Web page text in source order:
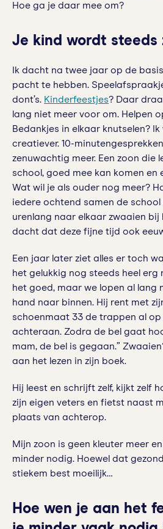
Hoe ga je daar mee om?
Je kind wordt
Ik dacht na twee jaar op de
pacht te hebben.
dont’s. Kinderfeestjes? Daar
lang niet meer voor om. Helpen
Bedankjes in elkaar knutselen?
creatiever. 10-
zenuwachtig meer. Een zoon die
school, goed mee kan komen en
Wat wil je als ouder nog meer?
iedere ochtend samen de school
urenlang naar elkaar zwaaien bij
dacht dat deze fijne tijd ook
Een jaar later ziet alles er toch
het gelukkig nog steeds heel erg
het goed, maar we lopen al lang
hand naar binnen. Hij rent met
schoenmaat 33 de trappen al op
achteraan. Zodra de bel gaat
mam, de bel is gegaan.”
aan het lezen in zijn boek.
Hij leest en schrijft zelf, kijkt zelf
zijn eigen veters en fietst naast
plaats van achterop.
Mijn zoon is geen kleuter meer
minder nodig. Hoewel dat
stiekem best moeilijk…
Hoe wen je aan het